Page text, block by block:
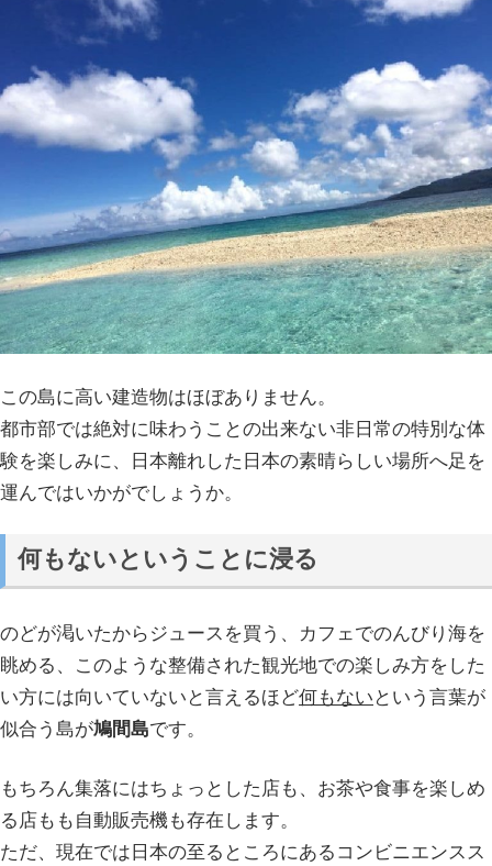
この島に高い建造物はほぼありません。
都市部では絶対に味わうことの出来ない非日常の特別な体
験を楽しみに、日本離れした日本の素晴らしい場所へ足を
運んではいかがでしょうか。
何もないということに浸る
のどが渇いたからジュースを買う、カフェでのんびり海を
眺める、このような整備された観光地での楽しみ方をした
い方には向いていないと言えるほど何もない という言葉が
似合う島が鳩間島です。
もちろん集落にはちょっとした店も、お茶や食事を楽しめ
る店もも自動販売機も存在します。
ただ、現在では日本の至るところにあるコンビニエンスス